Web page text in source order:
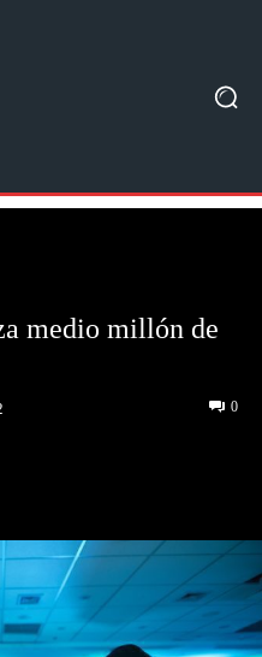
medio millón de
0